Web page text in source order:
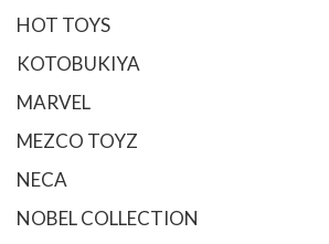
HOT TOYS
KOTOBUKIYA
MARVEL
MEZCO TOYZ
NECA
NOBEL COLLECTION